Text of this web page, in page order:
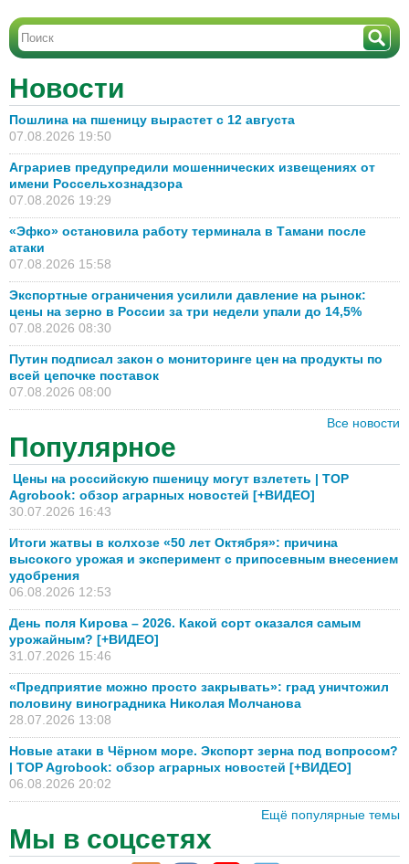
Новости
Пошлина на пшеницу вырастет с 12 августа
07.08.2026 19:50
Аграриев предупредили мошеннических извещениях от
имени Россельхознадзора
07.08.2026 19:29
«Эфко» остановила работу терминала в Тамани после
атаки
07.08.2026 15:58
Экспортные ограничения усилили давление на рынок:
цены на зерно в России за три недели упали до 14,5%
07.08.2026 08:30
Путин подписал закон о мониторинге цен на продукты по
всей цепочке поставок
07.08.2026 08:00
Все новости
Популярное
Цены на российскую пшеницу могут взлететь | TOP
Agrobook: обзор аграрных новостей [+ВИДЕО]
30.07.2026 16:43
Итоги жатвы в колхозе «50 лет Октября»: причина
высокого урожая и эксперимент с припосевным внесением
удобрения
06.08.2026 12:53
День поля Кирова – 2026. Какой сорт оказался самым
урожайным? [+ВИДЕО]
31.07.2026 15:46
«Предприятие можно просто закрывать»: град уничтожил
половину виноградника Николая Молчанова
28.07.2026 13:08
Новые атаки в Чёрном море. Экспорт зерна под вопросом?
| TOP Agrobook: обзор аграрных новостей [+ВИДЕО]
06.08.2026 20:02
Ещё популярные темы
Мы в соцсетях